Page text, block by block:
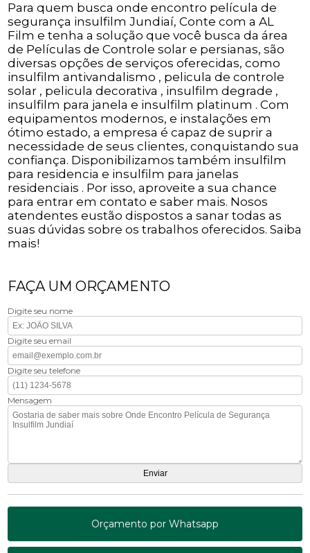
Para quem busca onde encontro película de
segurança insulfilm Jundiaí, Conte com a AL
Film e tenha a solução que você busca da área
de Películas de Controle solar e persianas, são
diversas opções de serviços oferecidas, como
insulfilm antivandalismo , pelicula de controle
solar , pelicula decorativa , insulfilm degrade ,
insulfilm para janela e insulfilm platinum . Com
equipamentos modernos, e instalações em
ótimo estado, a empresa é capaz de suprir a
necessidade de seus clientes, conquistando sua
confiança. Disponibilizamos também insulfilm
para residencia e insulfilm para janelas
residenciais . Por isso, aproveite a sua chance
para entrar em contato e saber mais. Nosos
atendentes eustão dispostos a sanar todas as
suas dúvidas sobre os trabalhos oferecidos. Saiba
mais!
FAÇA UM ORÇAMENTO
Digite seu nome
Digite seu email
Digite seu telefone
Mensagem
Orçamento por Whatsapp